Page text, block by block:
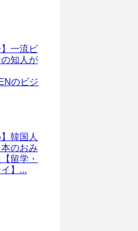
】一流ビ
知人が
のビジ
】韓国人
のおみ
留学・
】...